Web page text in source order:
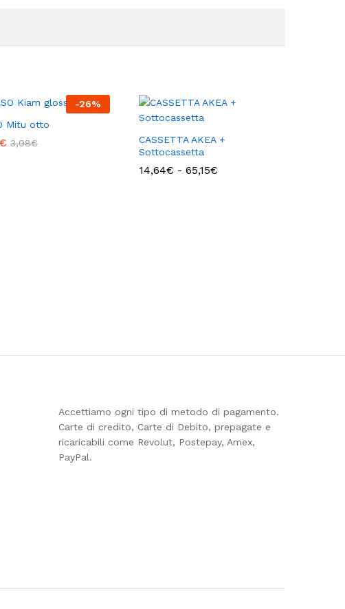
-26%
Mitu otto
€ 3,98€
CASSETTA AKEA +
Sottocassetta
14,64€ - 65,15€
Accettiamo ogni tipo di metodo di pagamento.
Carte di credito, Carte di Debito, prepagate e
ricaricabili come Revolut, Postepay, Amex,
PayPal.